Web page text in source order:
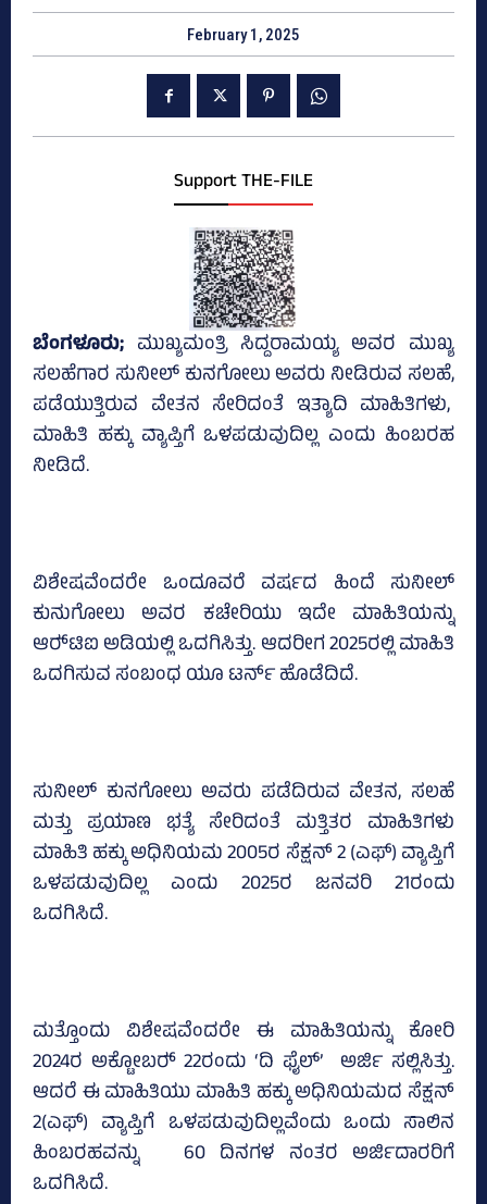
February 1, 2025
Support THE-FILE
ಬೆಂಗಳೂರು; ಮುಖ್ಯಮಂತ್ರಿ ಸಿದ್ದರಾಮಯ್ಯ ಅವರ ಮುಖ್ಯ
ಸಲಹೆಗಾರ ಸುನೀಲ್‌ ಕುನಗೋಲು ಅವರು ನೀಡಿರುವ ಸಲಹೆ,
ಪಡೆಯುತ್ತಿರುವ ವೇತನ ಸೇರಿದಂತೆ ಇತ್ಯಾದಿ ಮಾಹಿತಿಗಳು,
ಮಾಹಿತಿ ಹಕ್ಕು ವ್ಯಾಪ್ತಿಗೆ ಒಳಪಡುವುದಿಲ್ಲ ಎಂದು ಹಿಂಬರಹ
ನೀಡಿದೆ.
ವಿಶೇಷವೆಂದರೇ ಒಂದೂವರೆ ವರ್ಷದ ಹಿಂದೆ ಸುನೀಲ್‌
ಕುನುಗೋಲು ಅವರ ಕಚೇರಿಯು ಇದೇ ಮಾಹಿತಿಯನ್ನು
ಆರ್‍‌ಟಿಐ ಅಡಿಯಲ್ಲಿ ಒದಗಿಸಿತ್ತು. ಆದರೀಗ 2025ರಲ್ಲಿ ಮಾಹಿತಿ
ಒದಗಿಸುವ ಸಂಬಂಧ ಯೂ ಟರ್ನ್ ಹೊಡೆದಿದೆ.
ಸುನೀಲ್‌ ಕುನಗೋಲು ಅವರು ಪಡೆದಿರುವ ವೇತನ, ಸಲಹೆ
ಮತ್ತು ಪ್ರಯಾಣ ಭತ್ಯೆ ಸೇರಿದಂತೆ ಮತ್ತಿತರ ಮಾಹಿತಿಗಳು
ಮಾಹಿತಿ ಹಕ್ಕು ಅಧಿನಿಯಮ 2005ರ ಸೆಕ್ಷನ್‌ 2 (ಎಫ್‌) ವ್ಯಾಪ್ತಿಗೆ
ಒಳಪಡುವುದಿಲ್ಲ ಎಂದು 2025ರ ಜನವರಿ 21ರಂದು
ಒದಗಿಸಿದೆ.
ಮತ್ತೊಂದು ವಿಶೇಷವೆಂದರೇ ಈ ಮಾಹಿತಿಯನ್ನು ಕೋರಿ
2024ರ ಅಕ್ಟೋಬರ್‍‌ 22ರಂದು ‘ದಿ ಫೈಲ್‌’ ಅರ್ಜಿ ಸಲ್ಲಿಸಿತ್ತು.
ಆದರೆ ಈ ಮಾಹಿತಿಯು ಮಾಹಿತಿ ಹಕ್ಕು ಅಧಿನಿಯಮದ ಸೆಕ್ಷನ್‌
2(ಎಫ್‌) ವ್ಯಾಪ್ತಿಗೆ ಒಳಪಡುವುದಿಲ್ಲವೆಂದು ಒಂದು ಸಾಲಿನ
ಹಿಂಬರಹವನ್ನು 60 ದಿನಗಳ ನಂತರ ಅರ್ಜಿದಾರರಿಗೆ
ಒದಗಿಸಿದೆ.